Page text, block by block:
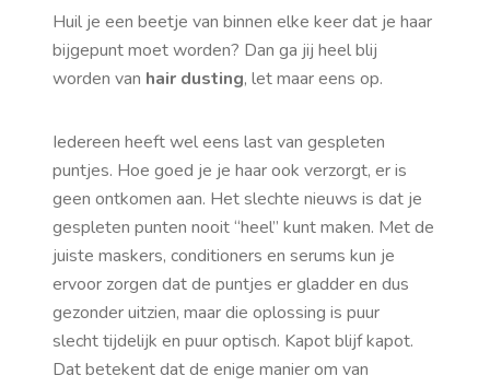
Huil je een beetje van binnen elke keer dat je haar
bijgepunt moet worden? Dan ga jij heel blij
worden van hair dusting, let maar eens op.
Iedereen heeft wel eens last van gespleten
puntjes. Hoe goed je je haar ook verzorgt, er is
geen ontkomen aan. Het slechte nieuws is dat je
gespleten punten nooit “heel” kunt maken. Met de
juiste maskers, conditioners en serums kun je
ervoor zorgen dat de puntjes er gladder en dus
gezonder uitzien, maar die oplossing is puur
slecht tijdelijk en puur optisch. Kapot blijf kapot.
Dat betekent dat de enige manier om van